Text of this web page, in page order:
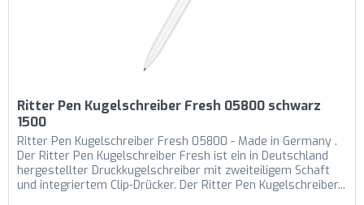
Ritter Pen Kugelschreiber Fresh 05800 schwarz
1500
Ritter Pen Kugelschreiber Fresh 05800 - Made in Germany .
Der Ritter Pen Kugelschreiber Fresh ist ein in Deutschland
hergestellter Druckkugelschreiber mit zweiteiligem Schaft
und integriertem Clip-Drücker. Der Ritter Pen Kugelschreiber...